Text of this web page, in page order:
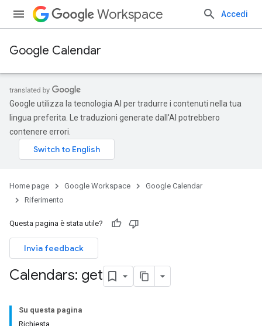
Workspace Accedi
Google Calendar
Google utilizza la tecnologia AI per tradurre i contenuti nella tua
lingua preferita. Le traduzioni generate dall'AI potrebbero
contenere errori.
Home page Google Workspace
Google Calendar
Riferimento
Questa pagina è stata utile?
Invia feedback
Calendars: get
Su questa pagina
Richiesta